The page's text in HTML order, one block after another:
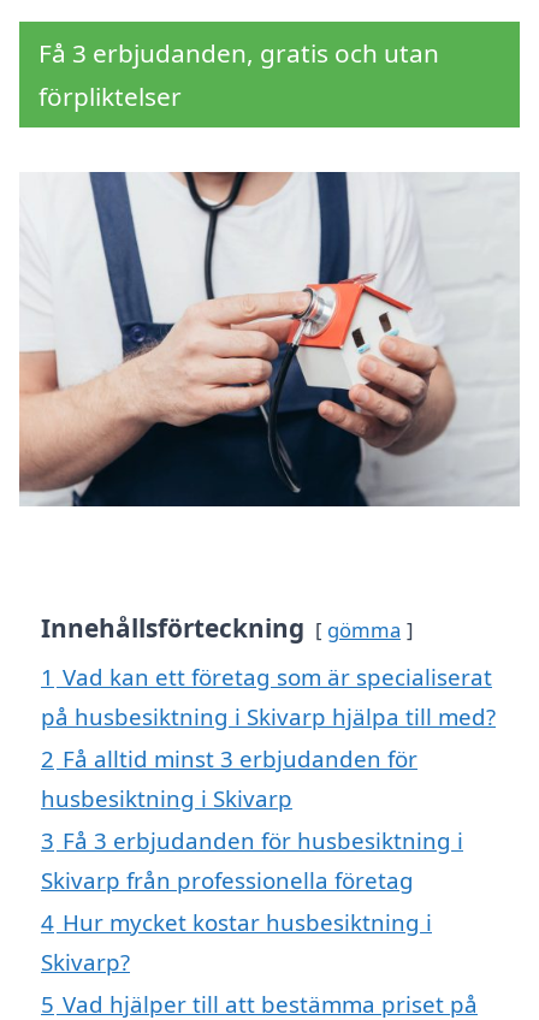
Få 3 erbjudanden, gratis och utan
förpliktelser
Innehållsförteckning gömma
1 Vad kan ett företag som är specialiserat
på husbesiktning i Skivarp hjälpa till med?
2 Få alltid minst 3 erbjudanden för
husbesiktning i Skivarp
3 Få 3 erbjudanden för husbesiktning i
Skivarp från professionella företag
4 Hur mycket kostar husbesiktning i
Skivarp?
5 Vad hjälper till att bestämma priset på